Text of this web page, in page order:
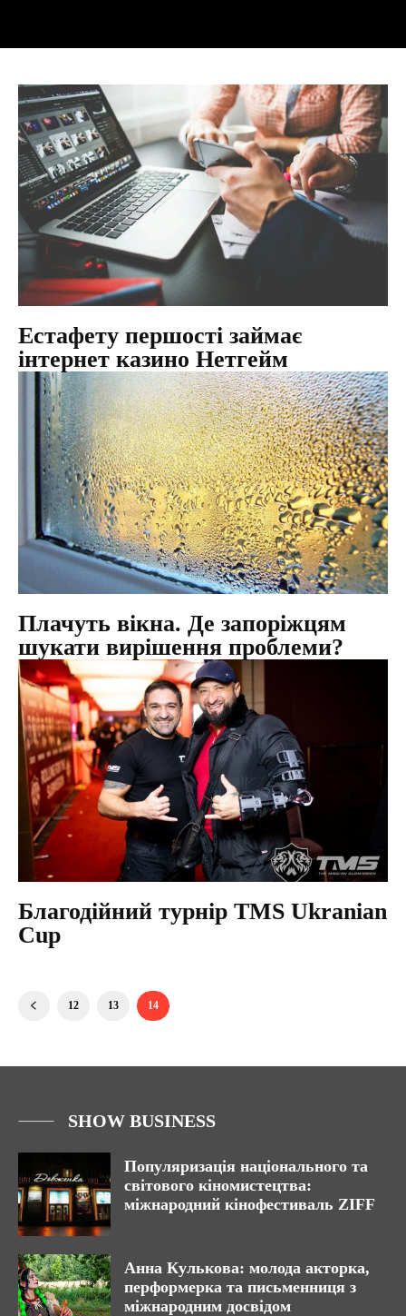
Естафету першості займає
інтернет казино Нетгейм
Плачуть вікна. Де запоріжцям
шукати вирішення проблеми?
Благодійний турнір TMS Ukranian
Cup
12 13 14
SHOW BUSINESS
Популяризація національного та
світового кіномистецтва:
міжнародний кінофестиваль ZIFF
Анна Кулькова: молода акторка,
перформерка та письменниця з
міжнародним досвідом